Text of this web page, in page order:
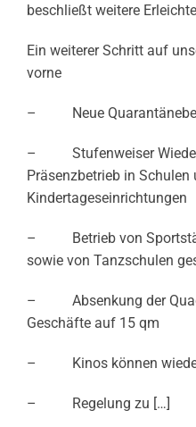
beschließt weitere
Ein weiterer Schritt auf
vorne
– Neue
– Stufenweiser
Präsenzbetrieb in Schulen
Kindertageseinrichtungen
– Betrieb von
sowie von Tanzschulen
– Absenkung der
Geschäfte auf 15 qm
– Kinos können
– Regelung zu […]